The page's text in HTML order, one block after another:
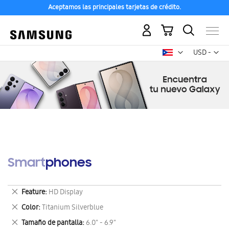
Aceptamos las principales tarjetas de crédito.
USD -
dólar
Mi carrito
Smartphones
Feature HD Display
Eliminar
este
artículo
Color Titanium Silverblue
Eliminar
este
Tamaño de pantalla 6.0" - 6.9"
Eliminar